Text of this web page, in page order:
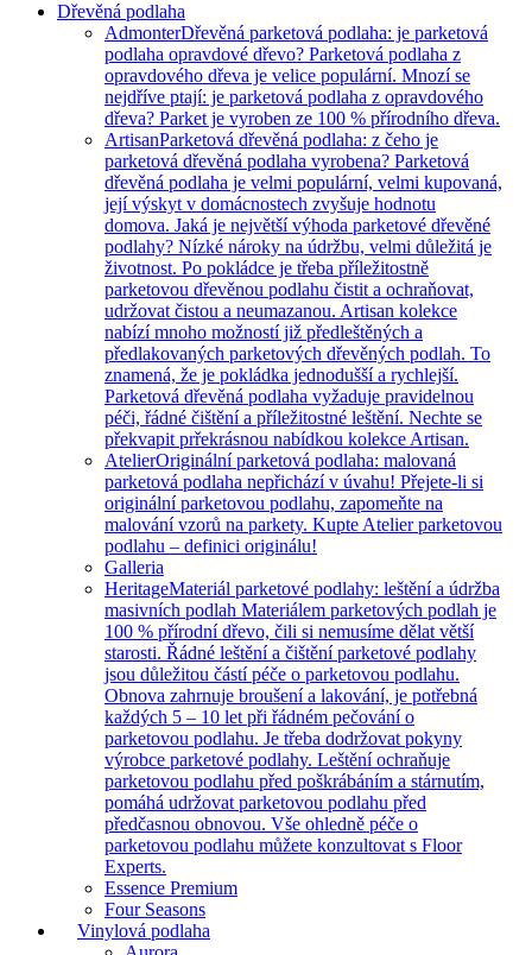
Dřevěná podlaha
AdmonterDřevěná parketová podlaha: je parketová
podlaha opravdové dřevo? Parketová podlaha z
opravdového dřeva je velice populární. Mnozí se
nejdříve ptají: je parketová podlaha z opravdového
dřeva? Parket je vyroben ze 100 % přírodního dřeva.
ArtisanParketová dřevěná podlaha: z čeho je
parketová dřevěná podlaha vyrobena? Parketová
dřevěná podlaha je velmi populární, velmi kupovaná,
její výskyt v domácnostech zvyšuje hodnotu
domova. Jaká je největší výhoda parketové dřevěné
podlahy? Nízké nároky na údržbu, velmi důležitá je
životnost. Po pokládce je třeba příležitostně
parketovou dřevěnou podlahu čistit a ochraňovat,
udržovat čistou a neumazanou. Artisan kolekce
nabízí mnoho možností již předleštěných a
předlakovaných parketových dřevěných podlah. To
znamená, že je pokládka jednodušší a rychlejší.
Parketová dřevěná podlaha vyžaduje pravidelnou
péči, řádné čištění a příležitostné leštění. Nechte se
překvapit prřekrásnou nabídkou kolekce Artisan.
AtelierOriginální parketová podlaha: malovaná
parketová podlaha nepřichází v úvahu! Přejete-li si
originální parketovou podlahu, zapomeňte na
malování vzorů na parkety. Kupte Atelier parketovou
podlahu – definici originálu!
Galleria
HeritageMateriál parketové podlahy: leštění a údržba
masivních podlah Materiálem parketových podlah je
100 % přírodní dřevo, čili si nemusíme dělat větší
starosti. Řádné leštění a čištění parketové podlahy
jsou důležitou částí péče o parketovou podlahu.
Obnova zahrnuje broušení a lakování, je potřebná
každých 5 – 10 let při řádném pečování o
parketovou podlahu. Je třeba dodržovat pokyny
výrobce parketové podlahy. Leštění ochraňuje
parketovou podlahu před poškrábáním a stárnutím,
pomáhá udržovat parketovou podlahu před
předčasnou obnovou. Vše ohledně péče o
parketovou podlahu můžete konzultovat s Floor
Experts.
Essence Premium
Four Seasons
Vinylová podlaha